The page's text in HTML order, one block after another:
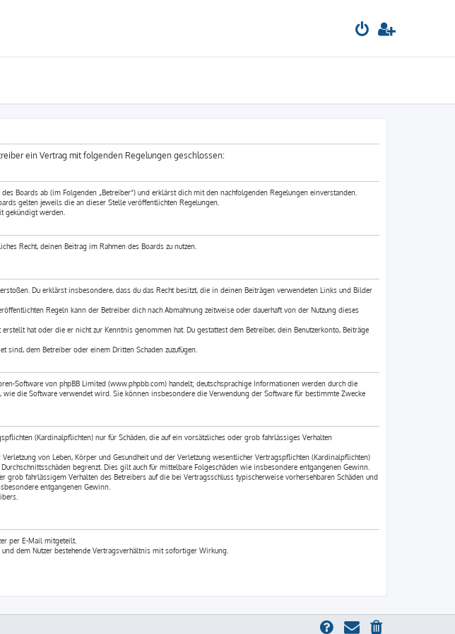
ein Vertrag mit folgenden Regelungen geschlossen:
Boards ab (im Folgenden „Betreiber“) und erklärst dich mit den nachfolgenden Regelungen einverstanden.
gelten jeweils die an dieser Stelle veröffentlichten Regelungen.
gekündigt werden.
Recht, deinen Beitrag im Rahmen des Boards zu nutzen.
Du erklärst insbesondere, dass du das Recht besitzt, die in deinen Beiträgen verwendeten Links und Bilder
Regeln kann der Betreiber dich nach Abmahnung zeitweise oder dauerhaft von der Nutzung dieses
hat oder die er nicht zur Kenntnis genommen hat. Du gestattest dem Betreiber, dein Benutzerkonto, Beiträge
sind, dem Betreiber oder einem Dritten Schaden zuzufügen.
Software von phpBB Limited (www.phpbb.com) handelt; deutschsprachige Informationen werden durch die
die Software verwendet wird. Sie können insbesondere die Verwendung der Software für bestimmte Zwecke
(Kardinalpflichten) nur für Schäden, die auf ein vorsätzliches oder grob fahrlässiges Verhalten
von Leben, Körper und Gesundheit und der Verletzung wesentlicher Vertragspflichten (Kardinalpflichten)
begrenzt. Dies gilt auch für mittelbare Folgeschäden wie insbesondere entgangenen Gewinn.
fahrlässigem Verhalten des Betreibers auf die bei Vertragsschluss typischerweise vorhersehbaren Schäden und
entgangenen Gewinn.
per E-Mail mitgeteilt.
dem Nutzer bestehende Vertragsverhältnis mit sofortiger Wirkung.